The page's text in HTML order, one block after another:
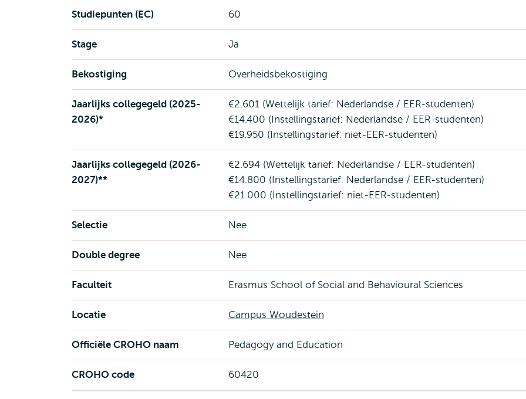
Studiepunten (EC) 60
Stage Ja
Bekostiging Overheidsbekostiging
Jaarlijks collegegeld (2025-
2026)*
€2.601 (Wettelijk tarief: Nederlandse / EER-studenten)
€14.400 (Instellingstarief: Nederlandse / EER-studenten)
€19.950 (Instellingstarief: niet-EER-studenten)
Jaarlijks collegegeld (2026-
2027)**
€2.694 (Wettelijk tarief: Nederlandse / EER-studenten)
€14.800 (Instellingstarief: Nederlandse / EER-studenten)
€21.000 (Instellingstarief: niet-EER-studenten)
Selectie Nee
Double degree Nee
Faculteit Erasmus School of Social and Behavioural Sciences
Locatie Campus Woudestein
Officiële CROHO naam Pedagogy and Education
CROHO code 60420